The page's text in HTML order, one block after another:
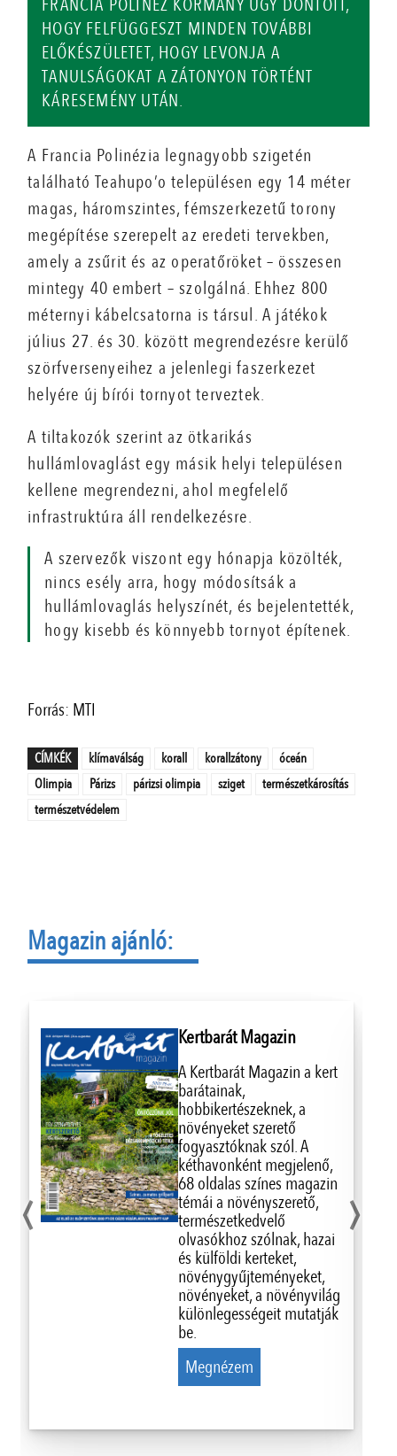
FRANCIA POLINÉZ KORMÁNY ÚGY DÖNTÖTT,
HOGY FELFÜGGESZT MINDEN TOVÁBBI
ELŐKÉSZÜLETET, HOGY LEVONJA A
TANULSÁGOKAT A ZÁTONYON TÖRTÉNT
KÁRESEMÉNY UTÁN.
A Francia Polinézia legnagyobb szigetén
található Teahupo’o településen egy 14 méter
magas, háromszintes, fémszerkezetű torony
megépítése szerepelt az eredeti tervekben,
amely a zsűrit és az operatőröket – összesen
mintegy 40 embert – szolgálná. Ehhez 800
méternyi kábelcsatorna is társul. A játékok
július 27. és 30. között megrendezésre kerülő
szörfversenyeihez a jelenlegi faszerkezet
helyére új bírói tornyot terveztek.
A tiltakozók szerint az ötkarikás
hullámlovaglást egy másik helyi településen
kellene megrendezni, ahol megfelelő
infrastruktúra áll rendelkezésre.
A szervezők viszont egy hónapja közölték,
nincs esély arra, hogy módosítsák a
hullámlovaglás helyszínét, és bejelentették,
hogy kisebb és könnyebb tornyot építenek.
Forrás: MTI
CÍMKÉK klímaválság korall korallzátony
óceán
Olimpia
Párizs párizsi olimpia sziget
természetkárosítás
természetvédelem
Magazin ajánló:
Kertbarát Magazin
A Kertbarát Magazin a kert
barátainak,
hobbikertészeknek, a
növényeket szerető
fogyasztóknak szól. A
kéthavonként megjelenő,
68 oldalas színes magazin
témái a növényszerető,
természetkedvelő
olvasókhoz szólnak, hazai
és külföldi kerteket,
növénygyűjteményeket,
növényeket, a növényvilág
különlegességeit mutatják
be.
Megnézem
‹ ›